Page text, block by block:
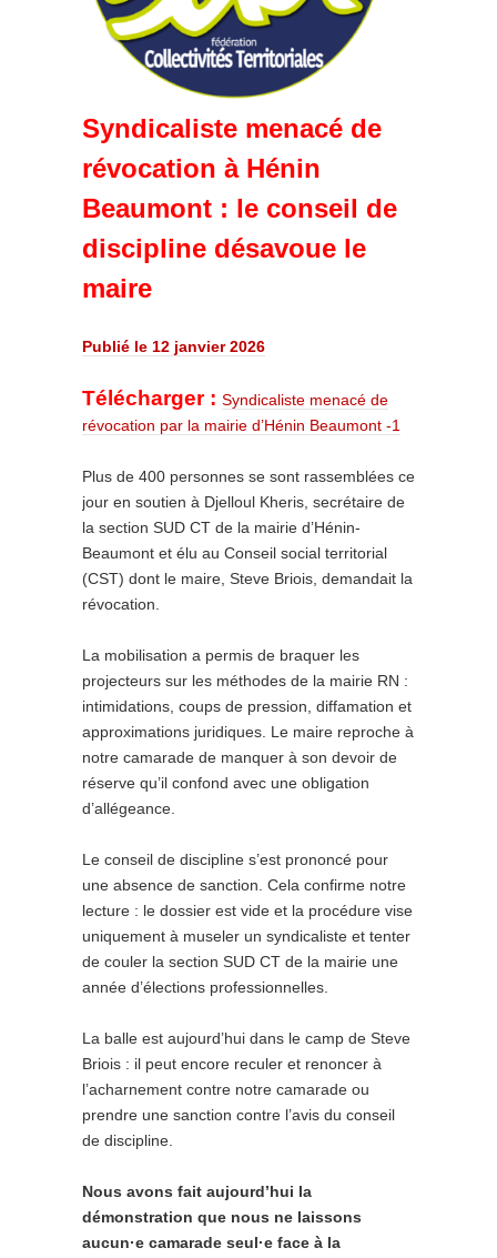
Syndicaliste menacé de
révocation à Hénin
Beaumont : le conseil de
discipline désavoue le
maire
Publié le 12 janvier 2026
Télécharger : Syndicaliste menacé de
révocation par la mairie d’Hénin Beaumont -1
Plus de 400 personnes se sont rassemblées ce
jour en soutien à Djelloul Kheris, secrétaire de
la section SUD CT de la mairie d’Hénin-
Beaumont et élu au Conseil social territorial
(CST) dont le maire, Steve Briois, demandait la
révocation.
La mobilisation a permis de braquer les
projecteurs sur les méthodes de la mairie RN :
intimidations, coups de pression, diffamation et
approximations juridiques. Le maire reproche à
notre camarade de manquer à son devoir de
réserve qu’il confond avec une obligation
d’allégeance.
Le conseil de discipline s’est prononcé pour
une absence de sanction. Cela confirme notre
lecture : le dossier est vide et la procédure vise
uniquement à museler un syndicaliste et tenter
de couler la section SUD CT de la mairie une
année d’élections professionnelles.
La balle est aujourd’hui dans le camp de Steve
Briois : il peut encore reculer et renoncer à
l’acharnement contre notre camarade ou
prendre une sanction contre l’avis du conseil
de discipline.
Nous avons fait aujourd’hui la
démonstration que nous ne laissons
aucun·e camarade seul·e face à la